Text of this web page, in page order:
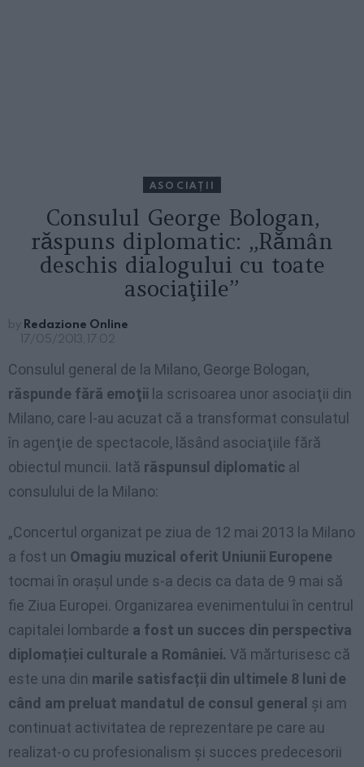
ASOCIAŢII
Consulul George Bologan,
răspuns diplomatic: „Rămân
deschis dialogului cu toate
asociaţiile”
by Redazione Online
17/05/2013, 17:02
Consulul general de la Milano, George Bologan,
răspunde fără emoţii la scrisoarea unor asociaţii din
Milano, care l-au acuzat că a transformat consulatul
în agenţie de spectacole, lăsând asociaţiile fără
obiectul muncii. Iată răspunsul diplomatic al
consulului de la Milano:
„Concertul organizat pe ziua de 12 mai 2013 la Milano
a fost un Omagiu muzical oferit Uniunii Europene
tocmai în orașul unde s-a decis ca data de 9 mai să
fie Ziua Europei. Organizarea evenimentului în centrul
capitalei lombarde a fost un succes din perspectiva
diplomației culturale a României. Vă mărturisesc că
este una din marile satisfacții din ultimele 8 luni de
când am preluat mandatul de consul general și am
continuat activitatea de reprezentare pe care au
realizat-o cu profesionalism și succes predecesorii